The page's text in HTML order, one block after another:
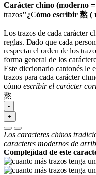
Carácter chino (moderno
trazos"¿Cómo escribir 熬 (
Los trazos de cada carácter
reglas. Dado que cada
respectar el orden de los
forma general de los
Este diccionario cantonés le
trazos para cada carácter
cómo escribir el carácter
熬
-
+
Los caracteres chinos
caracteres modernos de
Complejidad de este